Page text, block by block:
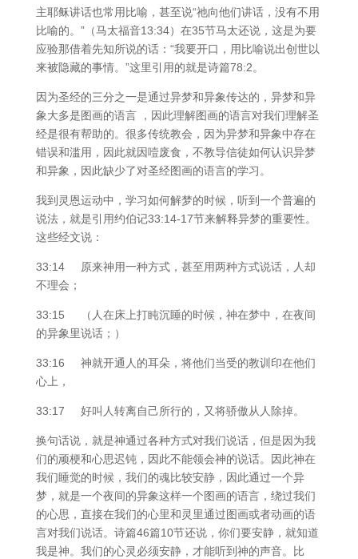
主耶稣讲话也常用比喻，甚至说“祂向他们讲话，没有不用
比喻的。”（马太福音13:34）在35节马太还说，这是为要
应验那借着先知所说的话：“我要开口，用比喻说出创世以
来被隐藏的事情。”这里引用的就是诗篇78:2。
因为圣经的三分之一是通过异梦和异象传达的，异梦和异
象大多是图画的语言 ，因此理解图画的语言对我们理解圣
经是很有帮助的。很多传统教会，因为异梦和异象中存在
错误和滥用，因此就因噎废食，不教导信徒如何认识异梦
和异象，因此缺少了对圣经图画的语言的学习。
我到灵恩运动中，学习如何解梦的时候，听到一个普遍的
说法，就是引用约伯记33:14-17节来解释异梦的重要性。
这些经文说：
33:14 原来神用一种方式，甚至用两种方式说话，人却
不理会；
33:15 （人在床上打盹沉睡的时候，神在梦中，在夜间
的异象里说话；）
33:16 神就开通人的耳朵，将他们当受的教训印在他们
心上，
33:17 好叫人转离自己所行的，又将骄傲从人除掉。
换句话说，就是神通过各种方式对我们说话，但是因为我
们的顽梗和心思迟钝，因此不能领会神的说话。因此神在
我们睡觉的时候，我们的魂比较安静，因此通过一个异
梦，就是一个夜间的异象这样一个图画的语言，绕过我们
的心思，直接在我们的心里和灵里通过图画或者动画的语
言对我们说话。诗篇46篇10节还说，你们要安静，就知道
我是神。我们的心灵必须安静，才能听到神的声音。比